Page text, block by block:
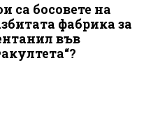
са босовете на
фабрика за
във